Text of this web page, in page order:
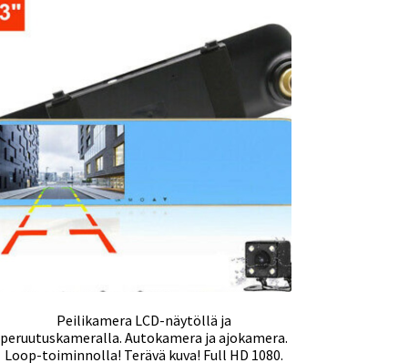
Peilikamera LCD-näytöllä ja
peruutuskameralla. Autokamera ja ajokamera.
Loop-toiminnolla! Terävä kuva! Full HD 1080.